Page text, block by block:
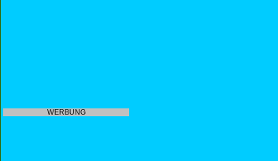
WERBUNG